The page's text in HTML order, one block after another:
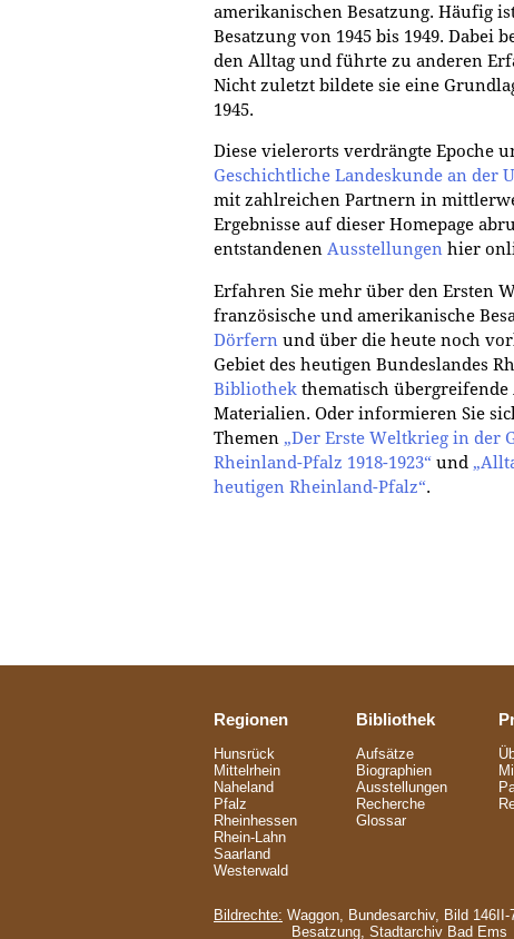
amerikanischen Besatzung. Häufig
Besatzung von 1945 bis 1949. Dabei
den Alltag und führte zu anderen
Nicht zuletzt bildete sie eine
1945.
Diese vielerorts verdrängte Epoche
Geschichtliche Landeskunde an der
mit zahlreichen Partnern in
Ergebnisse auf dieser Homepage
entstandenen Ausstellungen hier
Erfahren Sie mehr über den Ersten
französische und amerikanische
Dörfern und über die heute noch
Gebiet des heutigen Bundeslandes
Bibliothek thematisch
Materialien. Oder informieren Sie
Themen „Der Erste Weltkrieg in der
Rheinland-Pfalz 1918-1923“ und
heutigen Rheinland-Pfalz“.
Regionen
Hunsrück
Mittelrhein
Naheland
Pfalz
Rheinhessen
Rhein-Lahn
Saarland
Westerwald
Bibliothek
Aufsätze
Biographien
Ausstellungen
Recherche
Glossar
Bildrechte: Waggon, Bundesarchiv, Bild
Besatzung, Stadtarchiv Bad Ems